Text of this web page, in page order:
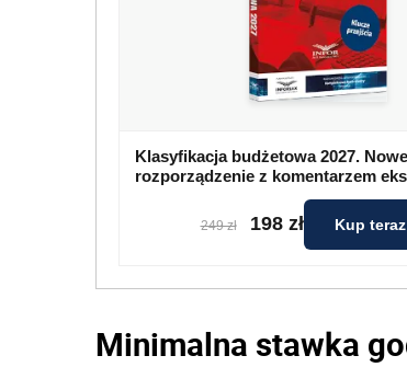
Klasyfikacja budżetowa 2027. Nowe
rozporządzenie z komentarzem
249 zł 198 zł Kup teraz
Minimalna stawka